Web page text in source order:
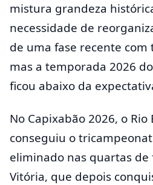
mistura grandeza
necessidade de
de uma fase recente
mas a temporada 2026
ficou abaixo da
No Capixabão 2026, o Rio
conseguiu o
eliminado nas quartas de
Vitória, que depois